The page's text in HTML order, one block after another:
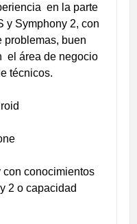
en la parte
y Symphony 2, con
problemas, buen
el área de negocio
técnicos.
con conocimientos
2 o capacidad